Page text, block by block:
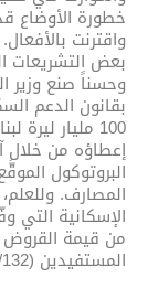
خطورة الأوضاع
واقترنت
بعض التشريعات
وحسناً صنع وزير
بقانون الدعم
100 مليار
إعطاؤه من خلال
البروتوكول
المصارف.
المستفيدين (56/132 ألف مواطن).